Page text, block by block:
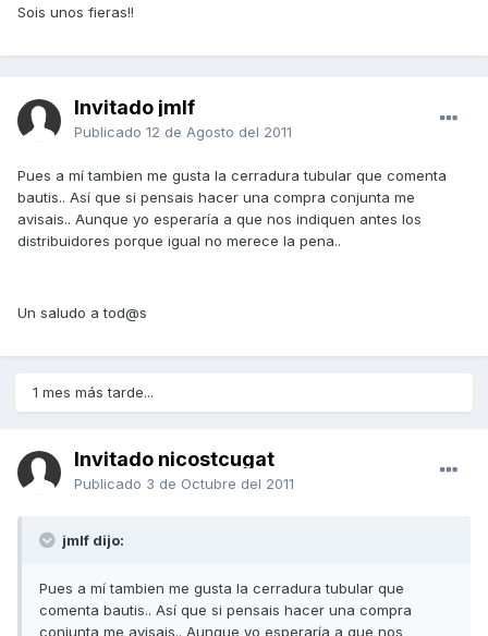
Sois unos fieras!!
Invitado jmlf
Publicado 12 de Agosto del 2011
Pues a mí tambien me gusta la cerradura tubular que comenta
bautis.. Así que si pensais hacer una compra conjunta me
avisais.. Aunque yo esperaría a que nos indiquen antes los
distribuidores porque igual no merece la pena..
Un saludo a tod@s
1 mes más tarde...
Invitado nicostcugat
Publicado 3 de Octubre del 2011
jmlf dijo:
Pues a mí tambien me gusta la cerradura tubular que
comenta bautis.. Así que si pensais hacer una compra
conjunta me avisais.. Aunque yo esperaría a que nos